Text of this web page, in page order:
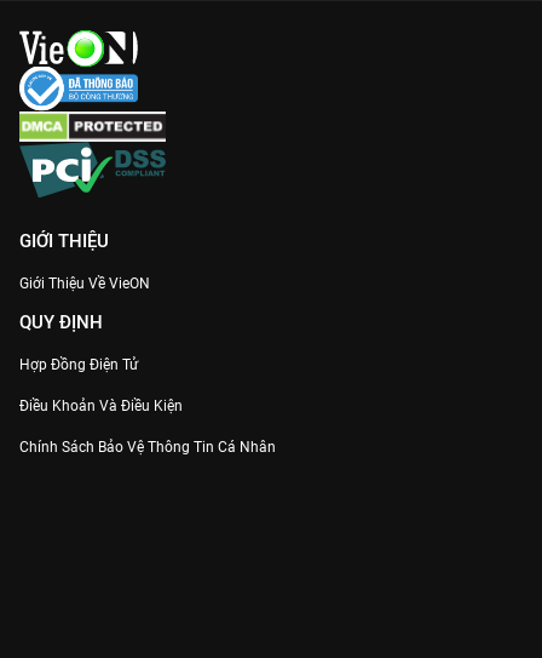
GIỚI THIỆU
Giới Thiệu Về VieON
QUY ĐỊNH
Hợp Đồng Điện Tử
Điều Khoản Và Điều Kiện
Chính Sách Bảo Vệ Thông Tin Cá Nhân